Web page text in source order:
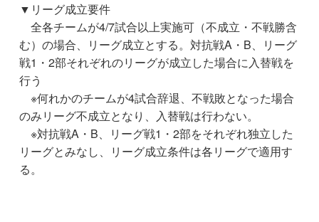
▼リーグ成立要件
全各チームが4/7試合以上実施可（不成立・不戦勝含
む）の場合、リーグ成立とする。対抗戦A・B、リーグ
戦1・2部それぞれのリーグが成立した場合に入替戦を
行う
※何れかのチームが4試合辞退、不戦敗となった場合
のみリーグ不成立となり、入替戦は行わない。
※対抗戦A・B、リーグ戦1・2部をそれぞれ独立した
リーグとみなし、リーグ成立条件は各リーグで適用す
る。